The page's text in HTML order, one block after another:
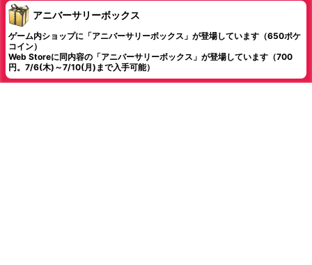
アニバーサリーボックス
ゲーム内ショップに「アニバーサリーボックス」が登場しています（650ポケ
コイン）
Web Storeに同内容の「アニバーサリーボックス」が登場しています（700
円。7/6(木)～7/10(月)まで入手可能）